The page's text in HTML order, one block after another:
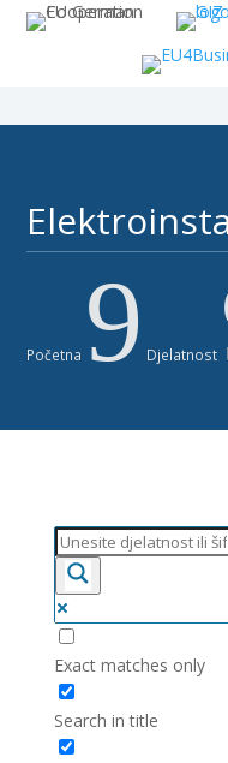
Početna 9 Djelatnost
Exact matches only
Search in title